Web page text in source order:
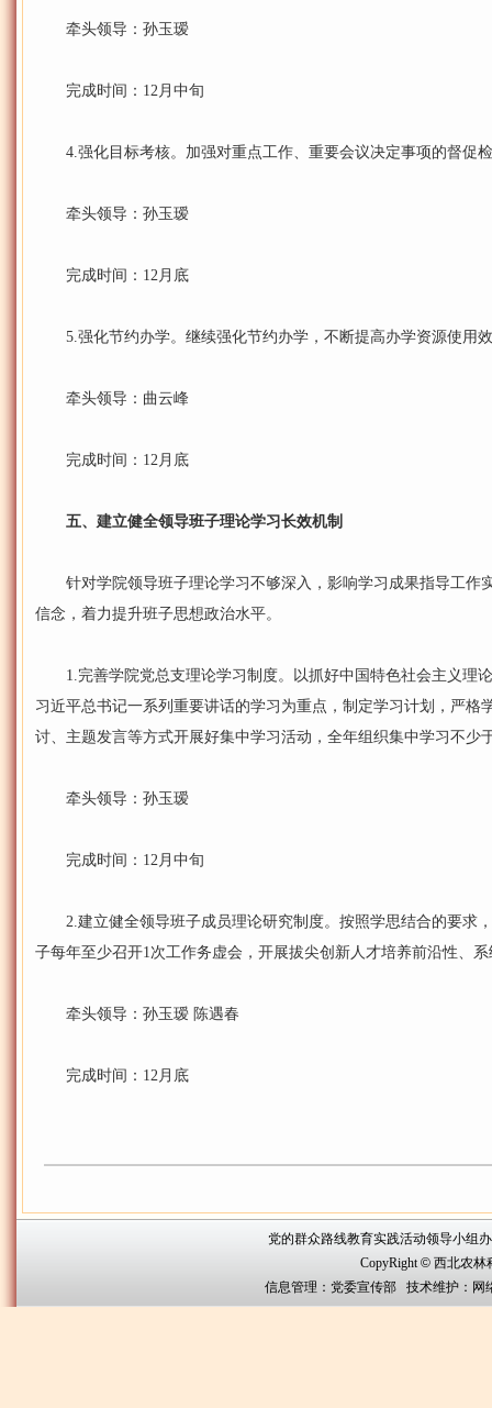
牵头领导：孙玉瑷
完成时间：12月中旬
4.强化目标考核。加强对重点工作、重要会议决定事项的督促
牵头领导：孙玉瑷
完成时间：12月底
5.强化节约办学。继续强化节约办学，不断提高办学资源使用
牵头领导：曲云峰
完成时间：12月底
五、建立健全领导班子理论学习长效机制
针对学院领导班子理论学习不够深入，影响学习成果指导工作
信念，着力提升班子思想政治水平。
1.完善学院党总支理论学习制度。以抓好中国特色社会主义理
习近平总书记一系列重要讲话的学习为重点，制定学习计划，严格
讨、主题发言等方式开展好集中学习活动，全年组织集中学习不少
牵头领导：孙玉瑷
完成时间：12月中旬
2.建立健全领导班子成员理论研究制度。按照学思结合的要求
子每年至少召开1次工作务虚会，开展拔尖创新人才培养前沿性、
牵头领导：孙玉瑷 陈遇春
完成时间：12月底
党的群众路线教育实践活动领导小组
CopyRight© 西北农林
信息管理：党委宣传部 技术维护：网